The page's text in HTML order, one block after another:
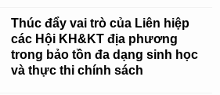
Thúc đẩy vai trò của Liên hiệp
các Hội KH&KT địa phương
trong bảo tồn đa dạng sinh học
và thực thi chính sách